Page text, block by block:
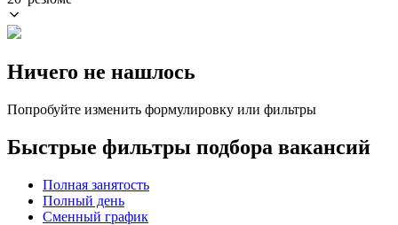
Ничего не нашлось
Попробуйте изменить формулировку или фильтры
Быстрые фильтры подбора вакансий
Полная занятость
Полный день
Сменный график